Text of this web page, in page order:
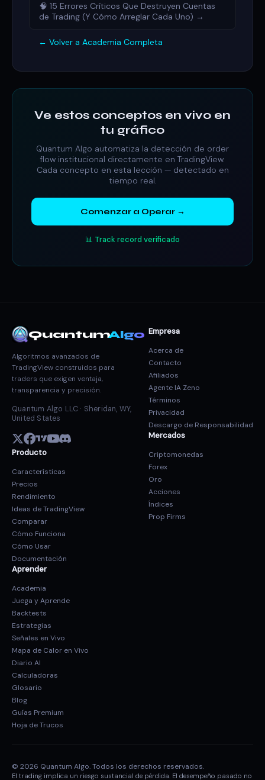
🧠 15 Errores Críticos Que Destruyen Cuentas
de Trading (Y Cómo Arreglar Cada Uno) →
← Volver a Academia Completa
Ve estos conceptos en vivo en
tu gráfico
Quantum Algo automatiza la detección de order
flow institucional directamente en TradingView.
Cada concepto en esta lección — detectado en
tiempo real.
Comenzar a Operar →
📊 Track record verificado
QuantumAlgo
Algoritmos avanzados de
TradingView construidos para
traders que exigen ventaja,
transparencia y precisión.
Quantum Algo LLC · Sheridan, WY,
United States
Producto
Características
Precios
Rendimiento
Ideas de TradingView
Comparar
Cómo Funciona
Cómo Usar
Documentación
Aprender
Academia
Juega y Aprende
Backtests
Estrategias
Señales en Vivo
Mapa de Calor en Vivo
Diario AI
Calculadoras
Glosario
Blog
Guías Premium
Hoja de Trucos
Empresa
Acerca de
Contacto
Afiliados
Agente IA Zeno
Términos
Privacidad
Descargo de Responsabilidad
Mercados
Criptomonedas
Forex
Oro
Acciones
Índices
Prop Firms
© 2026 Quantum Algo. Todos los derechos reservados.
El trading implica un riesgo sustancial de pérdida. El desempeño pasado no